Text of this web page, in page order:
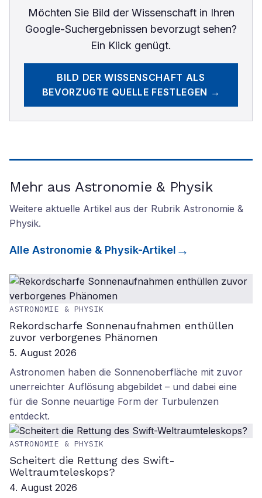
Möchten Sie Bild der Wissenschaftin Ihren
Google-Suchergebnissen bevorzugt sehen?
Ein Klick genügt.
BILD DER WISSENSCHAFT ALS
BEVORZUGTE QUELLE FESTLEGEN →
Mehr aus Astronomie & Physik
Weitere aktuelle Artikel aus der Rubrik Astronomie &
Physik.
Alle Astronomie & Physik-Artikel
ASTRONOMIE & PHYSIK
Rekordscharfe Sonnenaufnahmen enthüllen
zuvor verborgenes Phänomen
5. August 2026
Astronomen haben die Sonnenoberfläche mit zuvor
unerreichter Auflösung abgebildet – und dabei eine
für die Sonne neuartige Form der Turbulenzen
entdeckt.
ASTRONOMIE & PHYSIK
Scheitert die Rettung des Swift-
Weltraumteleskops?
4. August 2026